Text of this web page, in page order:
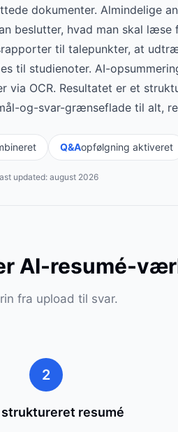
dokumenter. Almindelige
beslutter, hvad man skal læse
til talepunkter, at
til studienoter. AI-
via OCR. Resultatet er et
og-svar-grænseflade til alt,
Q&Aopfølgning aktiveret
updated:august 2026
AI-resumé-
fra upload til svar.
2
struktureret resumé